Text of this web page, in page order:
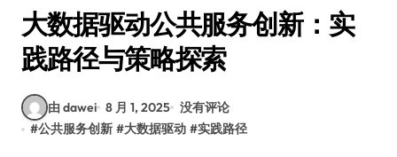
大数据驱动公共服务创新：实
践路径与策略探索
由 dawei 8 月 1, 2025 没有评论
#公共服务创新 #大数据驱动 #实践路径